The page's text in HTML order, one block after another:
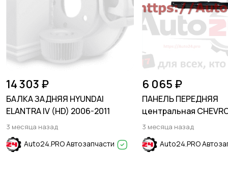
14 303 ₽
БАЛКА ЗАДНЯЯ HYUNDAI
ELANTRA IV (HD) 2006-2011
3 месяца назад
Auto24.PRO Автозапчасти
6 065 ₽
ПАНЕЛЬ ПЕРЕДНЯЯ
центральная
EQUINOX 2017-2023
3 месяца назад
Auto24.PRO